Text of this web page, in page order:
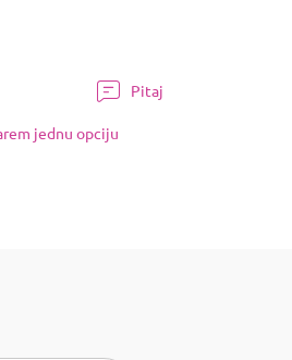
Pitaj
jednu opciju